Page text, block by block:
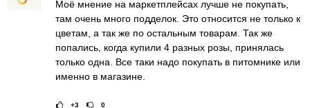
Моё мнение на маркетплейсах лучше не покупать,
там очень много подделок. Это относится не только к
цветам, а так же по остальным товарам. Так же
попались, когда купили 4 разных розы, принялась
только одна. Все таки надо покупать в питомнике или
именно в магазине.
+3 0